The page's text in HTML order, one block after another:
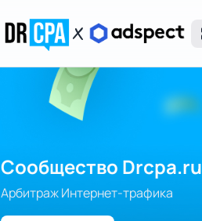
Сообщество Drcpa.ru
Арбитраж Интернет-трафика